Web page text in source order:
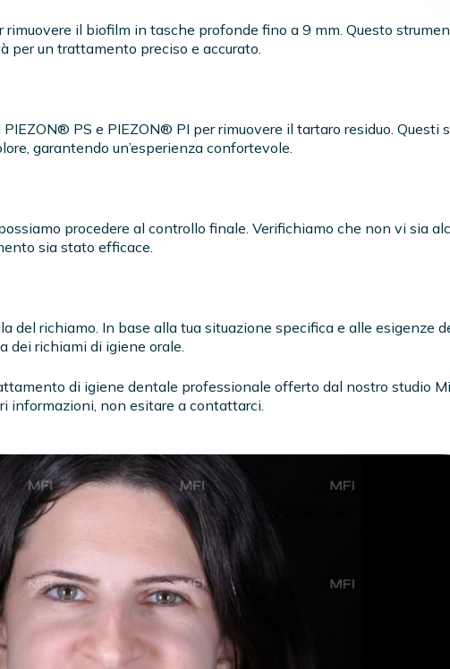
il biofilm in tasche profonde fino a 9 mm. Questo
per un trattamento preciso e accurato.
PS e PIEZON®️ PI per rimuovere il tartaro residuo. Questi
garantendo un’esperienza confortevole.
procedere al controllo finale. Verifichiamo che non vi sia
sia stato efficace.
del richiamo. In base alla tua situazione specifica e alle esigenze
dei richiami di igiene orale.
di igiene dentale professionale offerto dal nostro studio
informazioni, non esitare a contattarci.